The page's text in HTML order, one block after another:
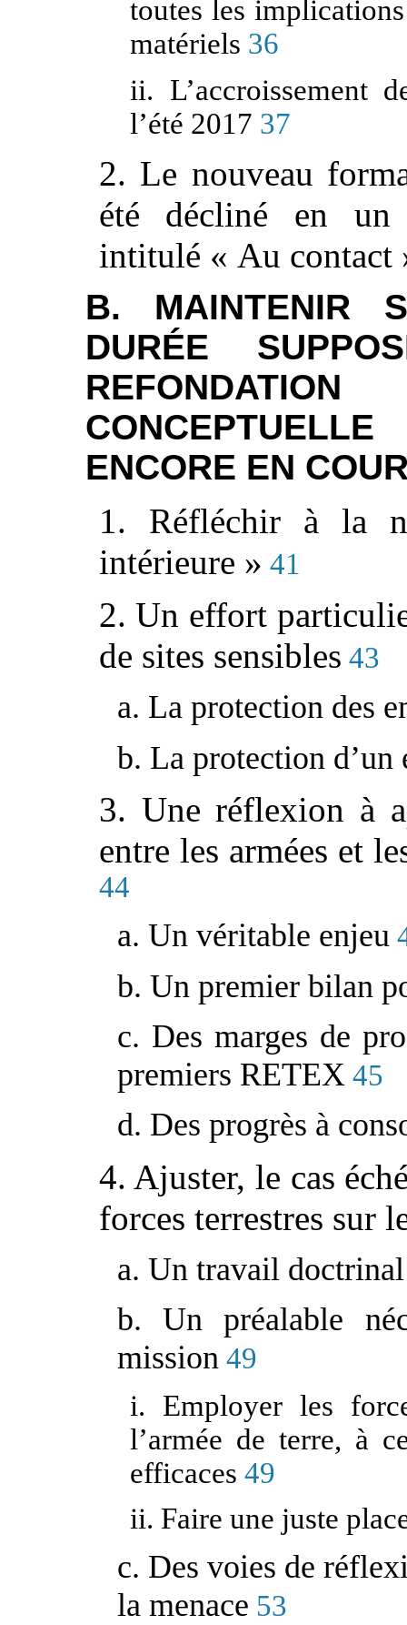
toutes les
matériels 36
ii. L’accroissement
l’été 2017 37
2. Le nouveau
été décliné en un
intitulé « Au contact
B. MAINTENIR
DURÉE
ENCORE EN
1. Réfléchir à la
intérieure » 41
2. Un effort
de sites sensibles 43
a. La protection des
b. La protection d’un
3. Une réflexion à
entre les armées et
44
a. Un véritable enjeu
b. Un premier bilan
c. Des marges de
premiers RETEX 45
d. Des progrès à
4. Ajuster, le cas
forces terrestres sur
a. Un travail
b. Un préalable
mission49
i. Employer les
l’armée de terre, à
efficaces 49
ii. Faire une juste
c. Des voies de
la menace 53